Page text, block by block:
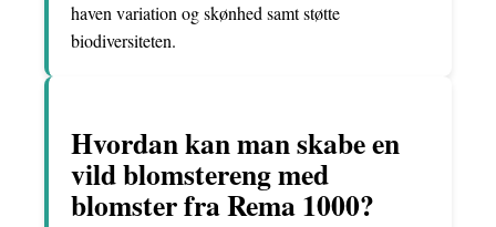
haven variation og skønhed samt støtte
biodiversiteten.
Hvordan kan man skabe en
vild blomstereng med
blomster fra Rema 1000?